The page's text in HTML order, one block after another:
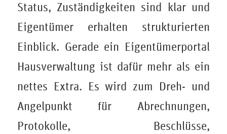
Status, Zuständigkeiten sind klar und
Eigentümer erhalten strukturierten
Einblick. Gerade ein Eigentümerportal
Hausverwaltung ist dafür mehr als ein
nettes Extra. Es wird zum Dreh- und
Angelpunkt für Abrechnungen,
Protokolle, Beschlüsse,